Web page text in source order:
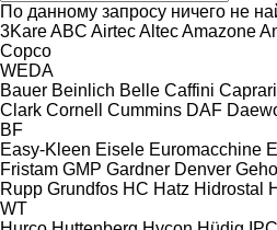
По данному запросу ничего не
3KareABC AirtecAltecAmazone
Copco
WEDA
Bauer Beinlich Belle Caffini Caprari
Clark Cornell Cummins DAF
BF
Easy-Kleen Eisele Euromacchine
Fristam GMP Gardner Denver Geho
Rupp Grundfos HC Hatz Hidrostal
WT